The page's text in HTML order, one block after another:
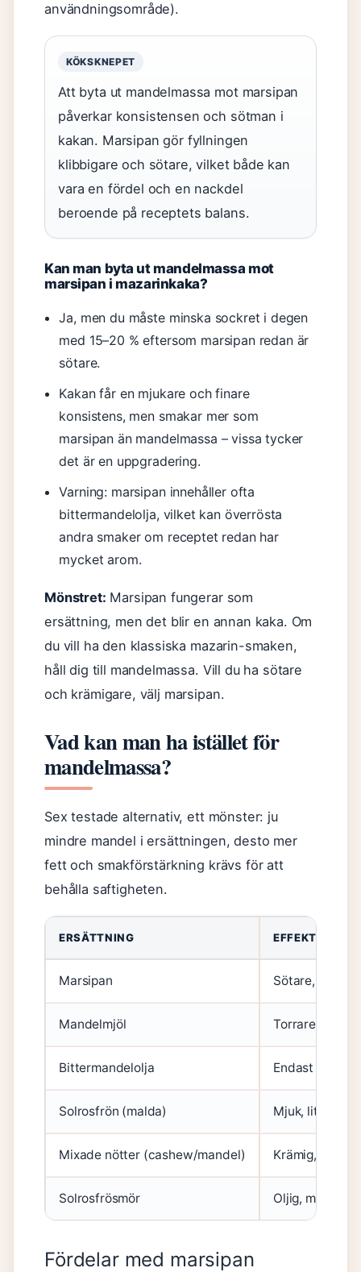
användningsområde).
KÖKSKNEPET
Att byta ut mandelmassa mot marsipan
påverkar konsistensen och sötman i
kakan. Marsipan gör fyllningen
klibbigare och sötare, vilket både kan
vara en fördel och en nackdel
beroende på receptets balans.
Kan man byta ut mandelmassa mot
marsipan i mazarinkaka?
Ja, men du måste minska sockret i degen
med 15–20 % eftersom marsipan redan är
sötare.
Kakan får en mjukare och finare
konsistens, men smakar mer som
marsipan än mandelmassa – vissa tycker
det är en uppgradering.
Varning: marsipan innehåller ofta
bittermandelolja, vilket kan överrösta
andra smaker om receptet redan har
mycket arom.
Mönstret: Marsipan fungerar som
ersättning, men det blir en annan kaka. Om
du vill ha den klassiska mazarin-smaken,
håll dig till mandelmassa. Vill du ha sötare
och krämigare, välj marsipan.
Vad kan man ha istället för
mandelmassa?
Sex testade alternativ, ett mönster: ju
mindre mandel i ersättningen, desto mer
fett och smakförstärkning krävs för att
behålla saftigheten.
ERSÄTTNING EFFEKT PÅ
Marsipan Sötare,
Mandelmjöl Torrare,
Bittermandelolja Endast smak,
Solrosfrön (malda) Mjuk, lite
Mixade nötter (cashew/mandel) Krämig, liknar
Solrosfrösmör Oljig, måste
Fördelar med marsipan